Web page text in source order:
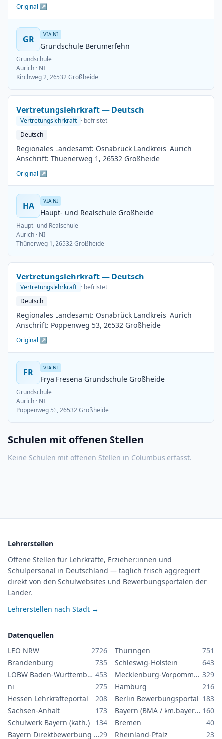
Original ↗
GR VIA NI
Grundschule Berumerfehn
Grundschule
Aurich · NI
Kirchweg 2, 26532 Großheide
Vertretungslehrkraft — Deutsch
Vertretungslehrkraft · befristet
Deutsch
Regionales Landesamt: Osnabrück Landkreis: Aurich
Anschrift: Thuenerweg 1, 26532 Großheide
Original ↗
HA VIA NI
Haupt- und Realschule Großheide
Haupt- und Realschule
Aurich · NI
Thünerweg 1, 26532 Großheide
Vertretungslehrkraft — Deutsch
Vertretungslehrkraft · befristet
Deutsch
Regionales Landesamt: Osnabrück Landkreis: Aurich
Anschrift: Poppenweg 53, 26532 Großheide
Original ↗
FR VIA NI
Frya Fresena Grundschule Großheide
Grundschule
Aurich · NI
Poppenweg 53, 26532 Großheide
Schulen mit offenen Stellen
Keine Schulen mit offenen Stellen in Columbus erfasst.
Lehrerstellen
Offene Stellen für Lehrkräfte, Erzieher:innen und
Schulpersonal in Deutschland — täglich frisch aggregiert
direkt von den Schulwebsites und Bewerbungsportalen der
Länder.
Lehrerstellen nach Stadt →
Datenquellen
LEO NRW
2726 Thüringen
751
Brandenburg
735 Schleswig-Holstein
643
LOBW Baden-Württemberg 453 Mecklenburg-Vorpommern 329
ni
275 Hamburg
216
Hessen Lehrkräfteportal
208 Berlin Bewerbungsportal 183
Sachsen-Anhalt
173 Bayern (BMA / km.bayern.de) 160
Schulwerk Bayern (kath.)
134 Bremen
40
Bayern Direktbewerbung GS/MS29 Rheinland-Pfalz 23